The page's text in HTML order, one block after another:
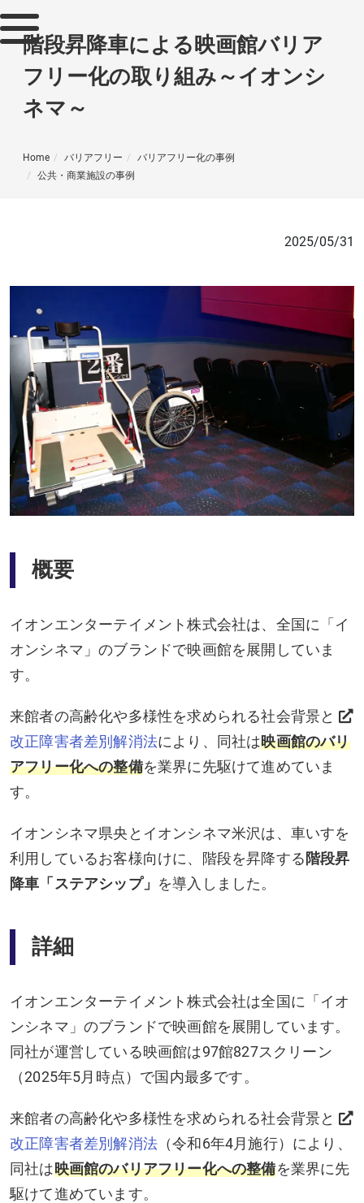
階段昇降車による映画館バリア
フリー化の取り組み～イオンシ
ネマ～
Home バリアフリー
バリアフリー化の事例
公共・商業施設の事例
2025/05/31
概要
イオンエンターテイメント株式会社は、全国に「イ
オンシネマ」のブランドで映画館を展開していま
す。
来館者の高齢化や多様性を求められる社会背景と
改正障害者差別解消法により、同社は映画館のバリ
アフリー化への整備を業界に先駆けて進めていま
す。
イオンシネマ県央とイオンシネマ米沢は、車いすを
利用しているお客様向けに、階段を昇降する 階段昇
降車「ステアシップ」 を導入しました。
詳細
イオンエンターテイメント株式会社は全国に「イオ
ンシネマ」のブランドで映画館を展開しています。
同社が運営している映画館は97館827スクリーン
（2025年5月時点）で国内最多です。
来館者の高齢化や多様性を求められる社会背景と
改正障害者差別解消法 （令和6年4月施行）により、
同社は映画館のバリアフリー化への整備を業界に先
駆けて進めています。